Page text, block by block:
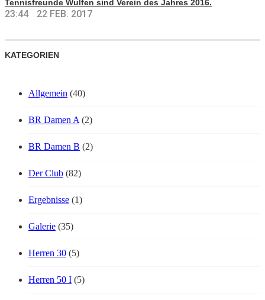
Tennisfreunde Wulfen sind Verein des Jahres 2016.
23:44 22 FEB. 2017
KATEGORIEN
Allgemein (40)
BR Damen A (2)
BR Damen B (2)
Der Club (82)
Ergebnisse (1)
Galerie (35)
Herren 30 (5)
Herren 50 I (5)